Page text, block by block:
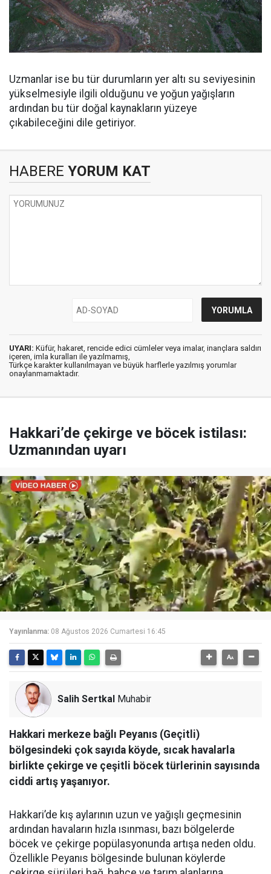
Uzmanlar ise bu tür durumların yer altı su seviyesinin
yükselmesiyle ilgili olduğunu ve yoğun yağışların
ardından bu tür doğal kaynakların yüzeye
çıkabileceğini dile getiriyor.
HABERE YORUM KAT
UYARI: Küfür, hakaret, rencide edici cümleler veya imalar, inançlara saldırı
içeren, imla kuralları ile yazılmamış,
Türkçe karakter kullanılmayan ve büyük harflerle yazılmış yorumlar
onaylanmamaktadır.
Hakkari’de çekirge ve böcek istilası:
Uzmanından uyarı
Yayınlanma: 08 Ağustos 2026 Cumartesi 16:45
Salih Sertkal Muhabir
Hakkari merkeze bağlı Peyanıs (Geçitli)
bölgesindeki çok sayıda köyde, sıcak havalarla
birlikte çekirge ve çeşitli böcek türlerinin sayısında
ciddi artış yaşanıyor.
Hakkari’de kış aylarının uzun ve yağışlı geçmesinin
ardından havaların hızla ısınması, bazı bölgelerde
böcek ve çekirge popülasyonunda artışa neden oldu.
Özellikle Peyanıs bölgesinde bulunan köylerde